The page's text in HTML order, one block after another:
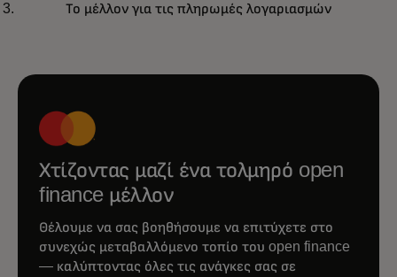
Το μέλλον για τις πληρωμές λογαριασμών
Χτίζοντας μαζί ένα τολμηρό open
finance μέλλον
Θέλουμε να σας βοηθήσουμε να επιτύχετε στο
συνεχώς μεταβαλλόμενο τοπίο του open finance
— καλύπτοντας όλες τις ανάγκες σας σε